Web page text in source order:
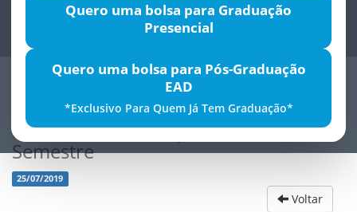
Quero uma bolsa para Graduação
Presencial
Quero uma bolsa para Pós-Graduação
EAD
*Exclusivo Para Quem Já Tem Graduação*
ReuniÃ£o de Planejamento - 2Âº
Semestre
25/07/2019
Voltar